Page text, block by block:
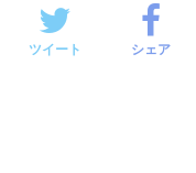
ツイート シェア